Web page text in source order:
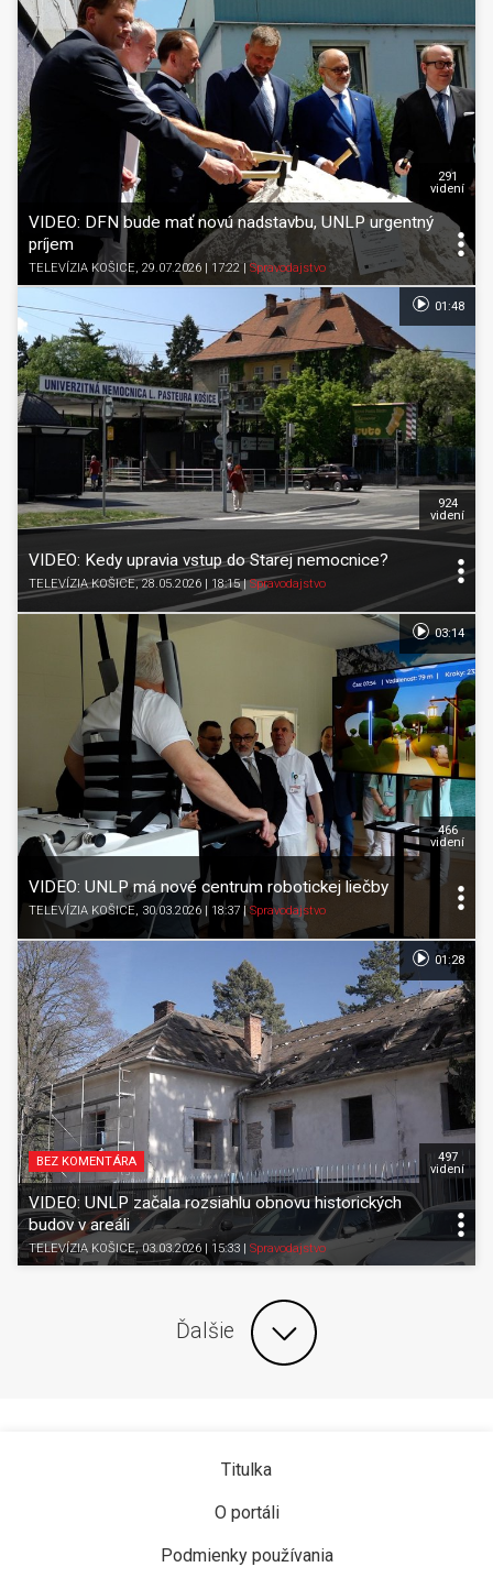
VIDEO: DFN bude mať novú nadstavbu, UNLP urgentný
príjem
TELEVÍZIA KOŠICE, 29.07.2026 | 17:22 Spravodajstvo
291
videní
VIDEO: Kedy upravia vstup do Starej nemocnice?
TELEVÍZIA KOŠICE, 28.05.2026 | 18:15|Spravodajstvo
924
videní
01:48
VIDEO: UNLP má nové centrum robotickej liečby
TELEVÍZIA KOŠICE, 30.03.2026 | 18:37 |Spravodajstvo
466
videní
03:14
BEZ KOMENTÁRA
VIDEO: UNLP začala rozsiahlu obnovu historických
budov v areáli
TELEVÍZIA KOŠICE, 03.03.2026 | 15:33 Spravodajstvo
497
videní
01:28
Ďalšie
Titulka
O portáli
Podmienky používania